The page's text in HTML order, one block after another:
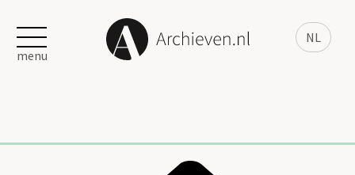
NL
menu